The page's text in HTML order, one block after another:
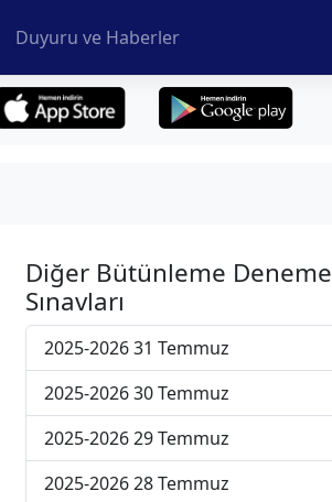
Duyuru ve Haberler
Diğer Bütünleme Deneme
Sınavları
2025-2026 31 Temmuz
2025-2026 30 Temmuz
2025-2026 29 Temmuz
2025-2026 28 Temmuz